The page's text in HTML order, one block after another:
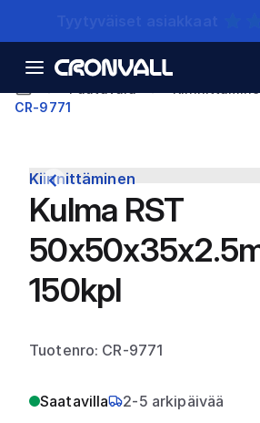
CR-9771
Kiinnittäminen
Kulma RST
150kpl
Tuotenro: CR-9771
Saatavilla 2-5 arkipäivää